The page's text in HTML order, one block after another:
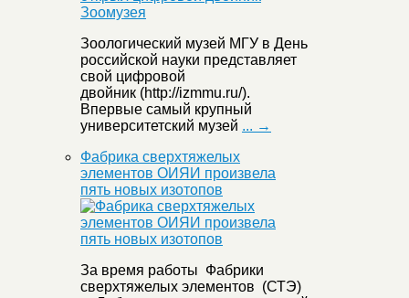
Зоологический музей МГУ в День
российской науки представляет
свой цифровой
двойник (http://izmmu.ru/).
Впервые самый крупный
университетский музей ... →
Фабрика сверхтяжелых
элементов ОИЯИ произвела
пять новых изотопов
За время работы Фабрики
сверхтяжелых элементов (СТЭ)